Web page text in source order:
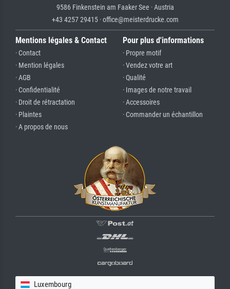
9586 Finkenstein am Faaker See · Austria
+43 4257 29415 · office@meisterdrucke.com
Mentions légales & Contact
· Contact
· Mention légales
· AGB
· Confidentialité
· Droit de rétractation
· Plaintes
· A propos de nous
Pour plus d'informations
· Propre motif
· Vendez votre art
· Qualité
· Images de notre travail
· Accessoires
· Commander un échantillon
Luxembourg